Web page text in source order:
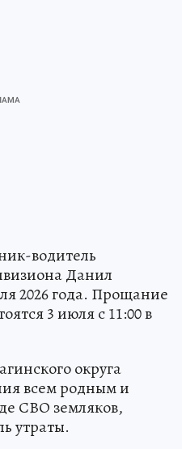
водитель
Данил
2026 года. Прощание
3 июля с 11:00 в
округа
всем родным и
СВО земляков,
утраты.